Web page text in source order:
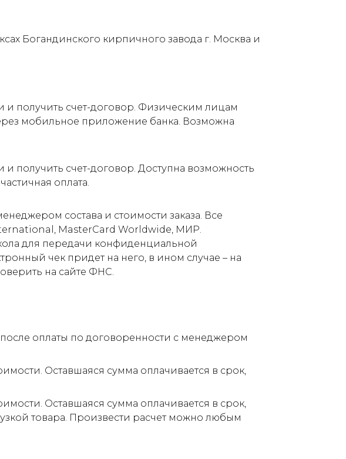
Богандинского кирпичного завода г. Москва и
и получить счет-договор. Физическим лицам
мобильное приложение банка. Возможна
получить счет-договор. Доступна возможность
оплата.
состава и стоимости заказа. Все
MasterCard Worldwide, МИР.
для передачи конфиденциальной
чек придет на него, в ином случае – на
на сайте ФНС.
оплаты по договоренности с менеджером
Оставшаяся сумма оплачивается в срок,
Оставшаяся сумма оплачивается в срок,
товара. Произвести расчет можно любым